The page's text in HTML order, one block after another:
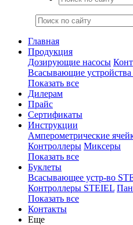
Главная
Продукция
Дозирующие насосы
Всасывающие
Показать все
Дилерам
Прайс
Сертификаты
Инструкции
Амперометрические
Контроллеры Миксеры
Показать все
Буклеты
Всасывающее устр-во
Контроллеры STEIEL
Показать все
Контакты
Еще